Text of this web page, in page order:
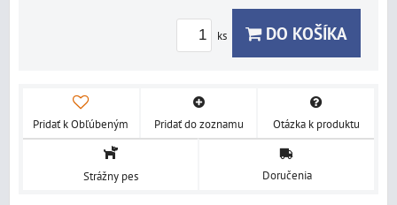
ks DO KOŠÍKA
Pridať k Obľúbeným Pridať do zoznamu Otázka k produktu
Strážny pes Doručenia